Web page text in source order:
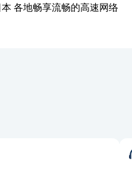
各地畅享流畅的高速网络